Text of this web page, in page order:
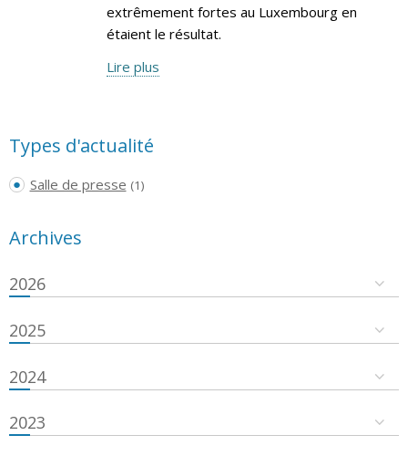
extrêmement fortes au Luxembourg en
étaient le résultat.
Lire plus
Types d'actualité
Salle de presse (1)
Archives
2026
2025
2024
2023